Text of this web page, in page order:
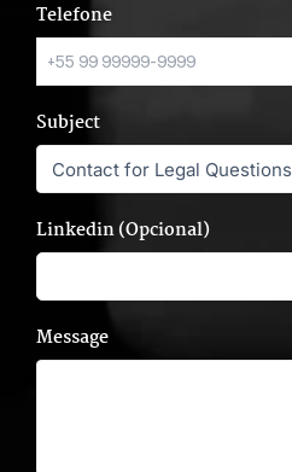
Telefone
Subject
Linkedin (Opcional)
Message